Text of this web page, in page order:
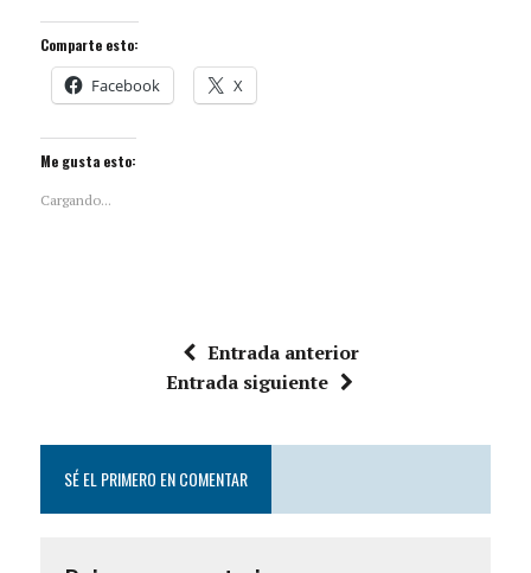
Comparte esto:
Facebook X
Me gusta esto:
Cargando...
Entrada anterior
Entrada siguiente
SÉ EL PRIMERO EN COMENTAR